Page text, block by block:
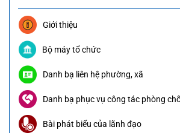
Giới thiệu
Bộ máy tổ chức
Danh bạ liên hệ phường, xã
Danh bạ phục vụ công tác phòng
Bài phát biểu của lãnh đạo